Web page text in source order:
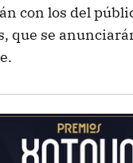
con los del
que se